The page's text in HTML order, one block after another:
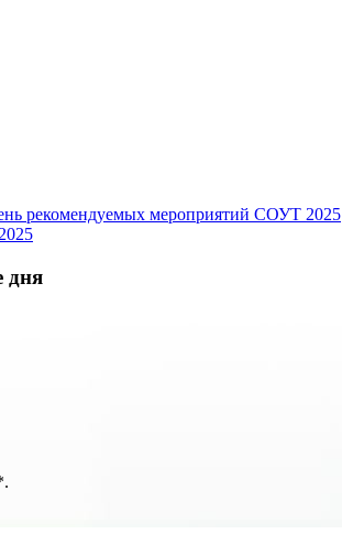
рекомендуемых мероприятий СОУТ 2025
дня
.